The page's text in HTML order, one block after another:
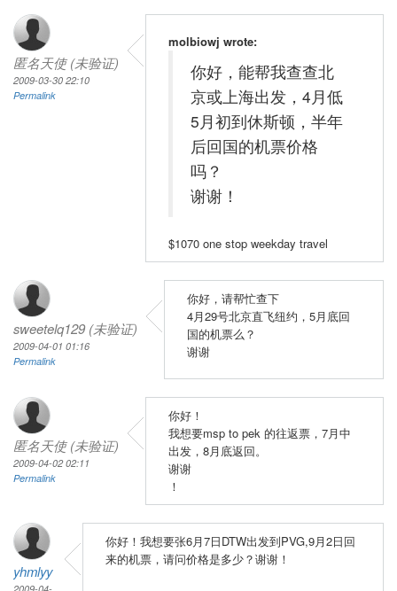
匿名天使 (未验证)
2009-03-30 22:10
Permalink
molbiowj wrote:
你好，能帮我查查北
京或上海出发，4月低
5月初到休斯顿，半年
后回国的机票价格
吗？
谢谢！
$1070 one stop weekday travel
sweetelq129 (未验证)
2009-04-01 01:16
Permalink
你好，请帮忙查下
4月29号北京直飞纽约，5月底回
国的机票么？
谢谢
匿名天使 (未验证)
2009-04-02 02:11
Permalink
你好！
我想要msp to pek 的往返票，7月中
出发，8月底返回。
谢谢
！
yhmlyy
你好！我想要张6月7日DTW出发到PVG,9月2日回
来的机票，请问价格是多少？谢谢！